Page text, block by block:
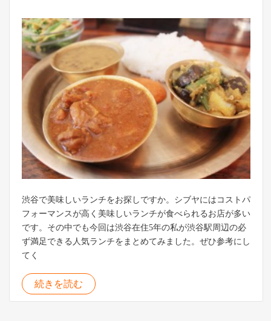
渋谷で美味しいランチをお探しですか。シブヤにはコストパ
フォーマンスが高く美味しいランチが食べられるお店が多い
です。その中でも今回は渋谷在住5年の私が渋谷駅周辺の必
ず満足できる人気ランチをまとめてみました。ぜひ参考にし
てく
続きを読む